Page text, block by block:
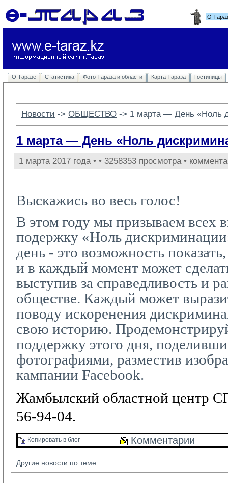
О
О Таразе Статистика Фото Тараза и области Карта Тараза Гостиницы
Новости -> ОБЩЕСТВО -> 1 марта — День «Ноль
1 марта — День «Ноль
1 марта 2017 года • • 3258353 просмотра •
Выскажись во весь голос!
В этом году мы призываем всех
подержку «Ноль
день - это возможность
и в каждый момент может
выступив за справедливость и
обществе. Каждый может
поводу искоренения
свою историю.
поддержку этого дня,
фотографиями, разместив
кампании Facebook.
Жамбылский областной центр
56-94-04.
Копировать в блог Комментарии
Другие новости по теме: